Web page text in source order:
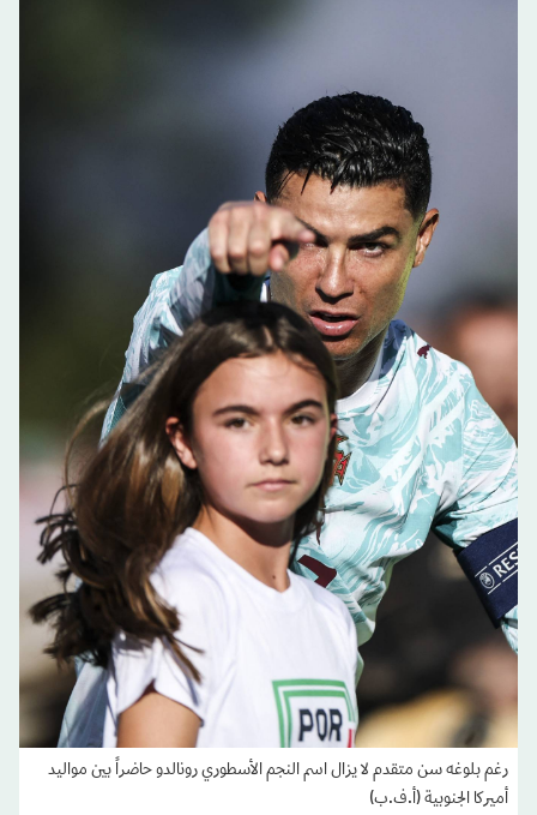
رغم بلوغه سن متقدم لا يزال اسم النجم الأسطوري رونالدو حاضراً بين مواليد
أميركا الجنوبية (أ.ف.ب)